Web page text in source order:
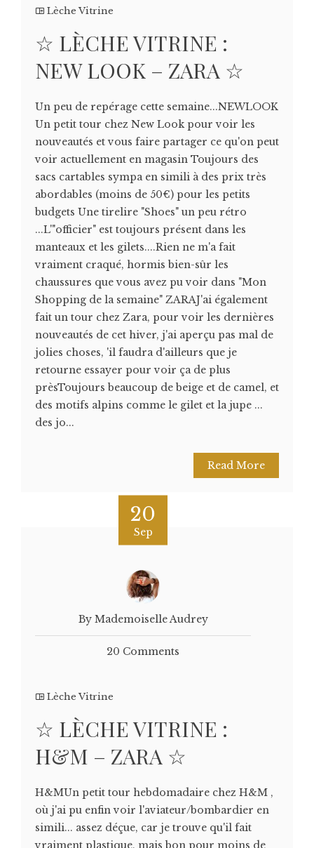
Lèche Vitrine
☆ LÈCHE VITRINE :
NEW LOOK – ZARA ☆
Un peu de repérage cette semaine...NEWLOOK
Un petit tour chez New Look pour voir les
nouveautés et vous faire partager ce qu'on peut
voir actuellement en magasin Toujours des
sacs cartables sympa en simili à des prix très
abordables (moins de 50€) pour les petits
budgets Une tirelire "Shoes" un peu rétro
...L'"officier" est toujours présent dans les
manteaux et les gilets....Rien ne m'a fait
vraiment craqué, hormis bien-sûr les
chaussures que vous avez pu voir dans "Mon
Shopping de la semaine" ZARAJ'ai également
fait un tour chez Zara, pour voir les dernières
nouveautés de cet hiver, j'ai aperçu pas mal de
jolies choses, 'il faudra d'ailleurs que je
retourne essayer pour voir ça de plus
prèsToujours beaucoup de beige et de camel, et
des motifs alpins comme le gilet et la jupe ...
des jo...
Read More
20
Sep
By Mademoiselle Audrey
20 Comments
Lèche Vitrine
☆ LÈCHE VITRINE :
H&M – ZARA ☆
H&MUn petit tour hebdomadaire chez H&M ,
où j'ai pu enfin voir l'aviateur/bombardier en
simili... assez déçue, car je trouve qu'il fait
vraiment plastique, mais bon pour moins de